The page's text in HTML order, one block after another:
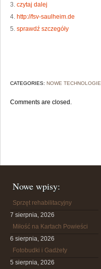
3. czytaj dalej
4. http://fsv-saulheim.de
5. sprawdź szczegóły
CATEGORIES: NOWE TECHNOLOGIE
Comments are closed.
Nowe wpisy:
Sprzęt rehabilitacyjny
7 sierpnia, 2026
Miłość na Kartach Powieści
6 sierpnia, 2026
Fotobudki i Gadżety
5 sierpnia, 2026